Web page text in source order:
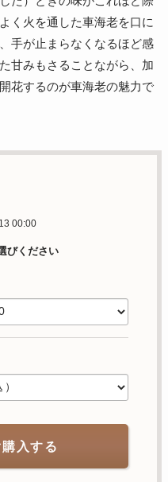
く火を通した車海老を口に
手が止まらなくなるほど感
甘みもさることながら、加
花するのが車海老の魅力で
00:00
びください
入する